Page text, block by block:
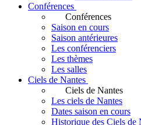
Conférences
Conférences
Saison en cours
Saison antérieures
Les conférenciers
Les thèmes
Les salles
Ciels de Nantes
Ciels de Nantes
Les ciels de Nantes
Dates saison en cours
Historique des Ciels de